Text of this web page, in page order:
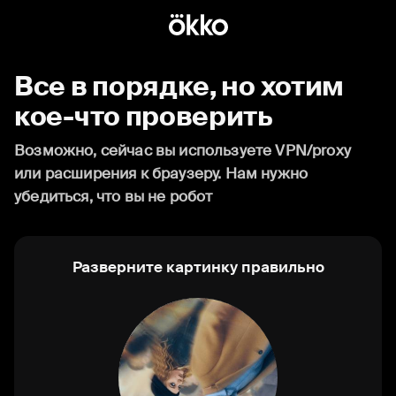
Все в порядке, но хотим
кое-что проверить
Возможно, сейчас вы используете VPN/proxy
или расширения к браузеру. Нам нужно
убедиться, что вы не робот
Разверните картинку правильно